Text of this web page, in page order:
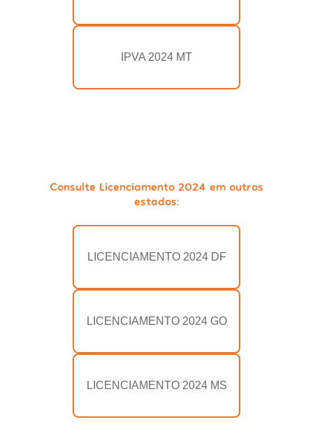
IPVA 2024 MT
Consulte Licenciamento 2024 em outros
estados:
LICENCIAMENTO 2024 DF
LICENCIAMENTO 2024 GO
LICENCIAMENTO 2024 MS